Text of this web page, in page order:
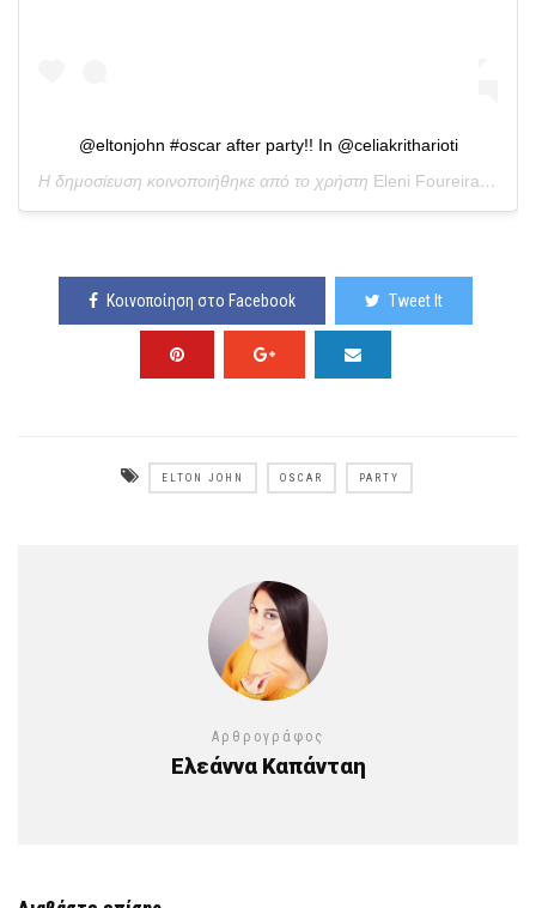
@eltonjohn #oscar after party!! In @celiakritharioti
Η δημοσίευση κοινοποιήθηκε από το χρήστη Eleni Foureira
Κοινοποίηση στο Facebook Tweet It
ELTON JOHN OSCAR PARTY
Αρθρογράφος
Ελεάννα Καπάνταη